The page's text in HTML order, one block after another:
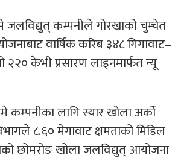
जलविद्युत् कम्पनीले गोरखाको चुम्चेत
वार्षिक करिब ३४८ गिगावाट–
२२० केभी प्रसारण लाइनमार्फत न्यू
लागि स्यार खोला अर्को
८.६० मेगावाट क्षमताको मिडिल
छोमरोङ खोला जलविद्युत् आयोजना